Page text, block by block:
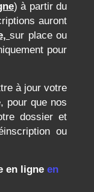
) à partir du
auront
sur place ou
pour
à jour votre
pour que nos
dossier et
ou
en ligne en